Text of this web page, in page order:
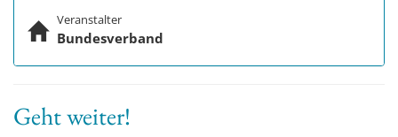
Veranstalter
Bundesverband
Geht weiter!